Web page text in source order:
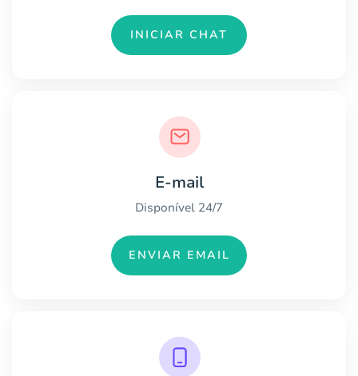
INICIAR CHAT
E-mail
Disponível 24/7
ENVIAR EMAIL